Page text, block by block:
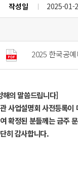
작성일 2025-01-
2025 한국공
해의 말씀드립니다]
사업설명회 사전등록이
확정된 분들께는 금주
히 감사합니다.